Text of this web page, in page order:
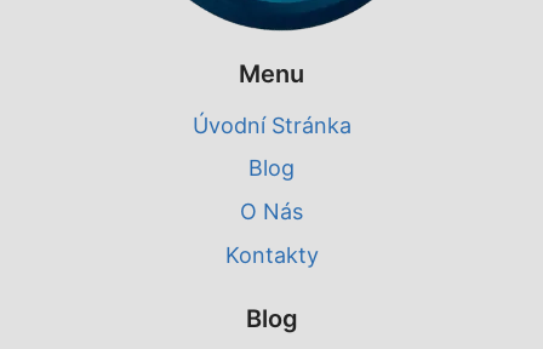
Menu
Úvodní Stránka
Blog
O Nás
Kontakty
Blog